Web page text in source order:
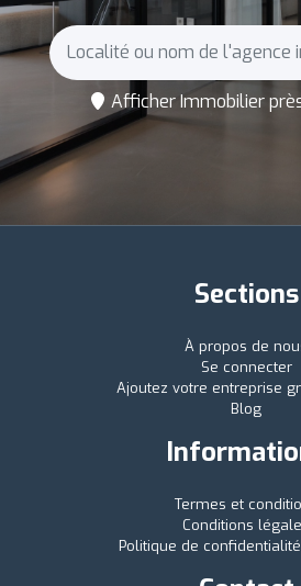
Afficher Immobilier
Sections
À propos de
Se connecter
Ajoutez votre entreprise
Blog
Termes et
Conditions
Politique de